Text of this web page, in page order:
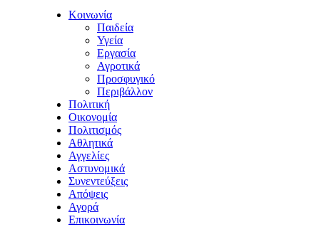
Κοινωνία
Παιδεία
Υγεία
Εργασία
Αγροτικά
Προσφυγικό
Περιβάλλον
Πολιτική
Οικονομία
Πολιτισμός
Αθλητικά
Αγγελίες
Αστυνομικά
Συνεντεύξεις
Απόψεις
Αγορά
Επικοινωνία